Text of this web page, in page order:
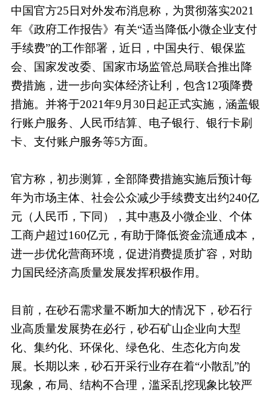
中国官方25日对外发布消息称，为贯彻落实2021
年《政府工作报告》有关“适当降低小微企业支付
手续费”的工作部署，近日，中国央行、银保监
会、国家发改委、国家市场监管总局联合推出降
费措施，进一步向实体经济让利，包含12项降费
措施。并将于2021年9月30日起正式实施，涵盖银
行账户服务、人民币结算、电子银行、银行卡刷
卡、支付账户服务等5方面。
官方称，初步测算，全部降费措施实施后预计每
年为市场主体、社会公众减少手续费支出约240亿
元（人民币，下同），其中惠及小微企业、个体
工商户超过160亿元，有助于降低资金流通成本，
进一步优化营商环境，促进消费提质扩容，对助
力国民经济高质量发展发挥积极作用。
目前，在砂石需求量不断加大的情况下，砂石行
业高质量发展势在必行，砂石矿山企业向大型
化、集约化、环保化、绿色化、生态化方向发
展。长期以来，砂石开采行业存在着“小散乱”的
现象，布局、结构不合理，滥采乱挖现象比较严